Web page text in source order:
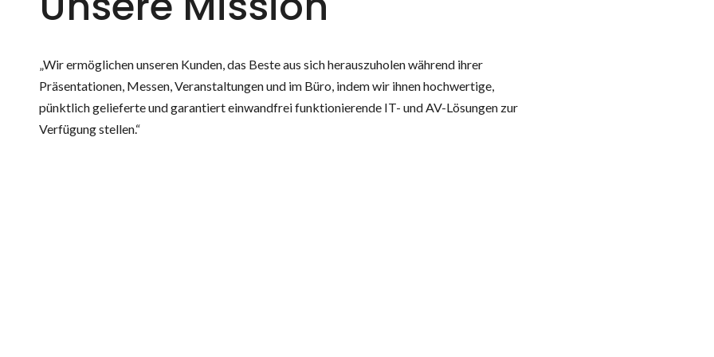
„Wir ermöglichen unseren Kunden, das Beste aus sich herauszuholen während ihrer
Präsentationen, Messen, Veranstaltungen und im Büro, indem wir ihnen hochwertige,
pünktlich gelieferte und garantiert einwandfrei funktionierende IT- und AV-Lösungen zur
Verfügung stellen.“